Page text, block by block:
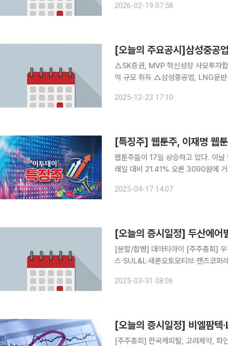
2026-02-19 07:58
[오늘의 주요공시]삼성중공
△SK증권, MVP 혁신성장 사모투자
억 규모 취득 △삼성중공업, LNG운
2025-12-23 17:10
[특징주] 웹툰주, 이재명 웹
웹툰주들이 17일 상승하고 있다. 이날 한국거래소에 따르면 오후 2시 4분 현재 핑거스토리는 전 거
래일 대비 21.41% 오른 3090원에 거래되고 있다. 같은 시각 웹툰
2025-04-17 14:07
[오늘의 증시일정] 두산에어
[분할/합병] 대아티아이 [주주총회] 우
스·SUL&L·새론오토모티브·핸즈코퍼
·GKL·AK홀딩스·휠라홀딩스·국보·화
2025-03-31 08:06
[오늘의 증시일정] 비엘팜텍
[주주총회] 한국캐피탈, 고려제약, 파